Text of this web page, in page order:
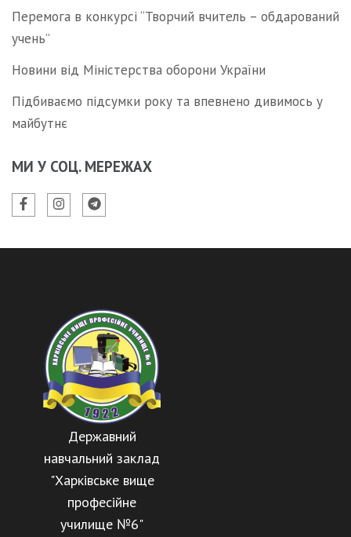
Перемога в конкурсі “Творчий вчитель – обдарований
учень”
Новини від Міністерства оборони України
Підбиваємо підсумки року та впевнено дивимось у
майбутнє
МИ У СОЦ. МЕРЕЖАХ
Державний
навчальний заклад
"Харківське вище
професійне
училище №6"